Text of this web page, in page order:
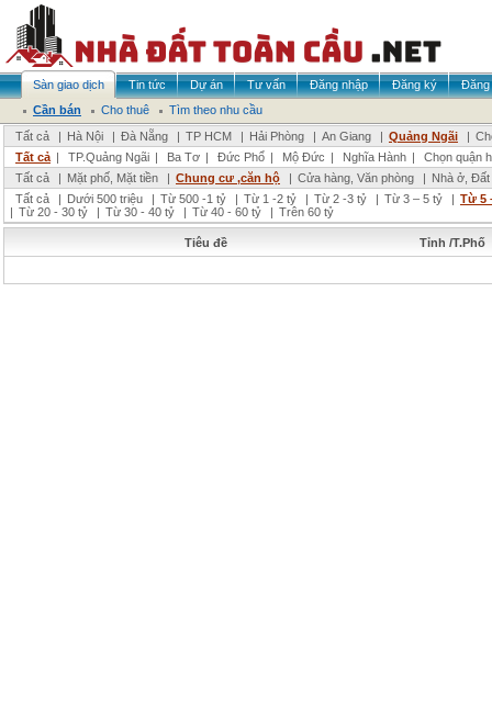
Sàn giao dịch Tin tức Dự án Tư vấn Đăng nhập Đăng ký
Đăng
Cần bán
Cho thuê
Tìm theo nhu cầu
Tất cả
| Hà Nội | Đà Nẵng | TP HCM | Hải Phòng | An Giang | Quảng Ngãi |
Tất cả | TP.Quảng Ngãi | Ba Tơ | Đức Phổ | Mộ Đức | Nghĩa Hành |
Chọn quận
Tất cả
| Mặt phố, Mặt tiền | Chung cư ,căn hộ | Cửa hàng, Văn phòng | Nhà ở,
Tất cả
| Dưới 500 triệu | Từ 500 -1 tỷ | Từ 1 -2 tỷ | Từ 2 -3 tỷ | Từ 3 – 5 tỷ | Từ 5
| Từ 20 - 30 tỷ | Từ 30 - 40 tỷ | Từ 40 - 60 tỷ | Trên 60 tỷ
Tiêu đề Tỉnh /T.Phố